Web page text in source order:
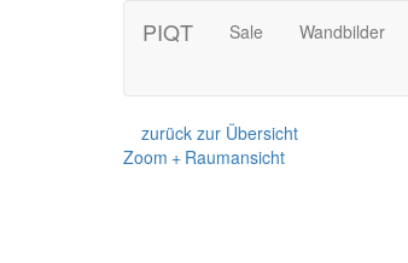
PIQT Sale Wandbilder
zurück zur Übersicht
Zoom + Raumansicht